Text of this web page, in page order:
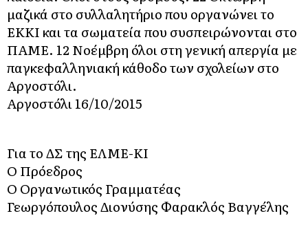
μαζικά στο συλλαλητήριο που οργανώνει το
ΕΚΚΙ και τα σωματεία που συσπειρώνονται στο
ΠΑΜΕ. 12 Νοέμβρη όλοι στη γενική απεργία με
παγκεφαλληνιακή κάθοδο των σχολείων στο
Αργοστόλι.
Αργοστόλι 16/10/2015
Για το ΔΣ της ΕΛΜΕ-ΚΙ
Ο Πρόεδρος
Ο Οργανωτικός Γραμματέας
Γεωργόπουλος Διονύσης Φαρακλός Βαγγέλης